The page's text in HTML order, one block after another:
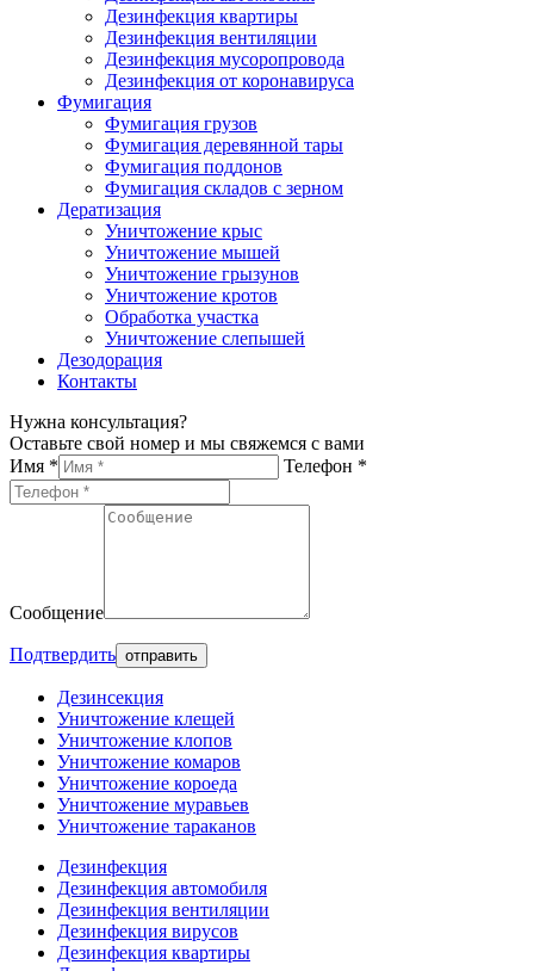
Дезинфекция квартиры
Дезинфекция вентиляции
Дезинфекция мусоропровода
Дезинфекция от коронавируса
Фумигация
Фумигация грузов
Фумигация деревянной тары
Фумигация поддонов
Фумигация складов с зерном
Дератизация
Уничтожение крыс
Уничтожение мышей
Уничтожение грызунов
Уничтожение кротов
Обработка участка
Уничтожение слепышей
Дезодорация
Контакты
Нужна консультация?
Оставьте свой номер и мы свяжемся с вами
Имя *
Телефон *
Сообщение
Подтвердить
Дезинсекция
Уничтожение клещей
Уничтожение клопов
Уничтожение комаров
Уничтожение короеда
Уничтожение муравьев
Уничтожение тараканов
Дезинфекция
Дезинфекция автомобиля
Дезинфекция вентиляции
Дезинфекция вирусов
Дезинфекция квартиры